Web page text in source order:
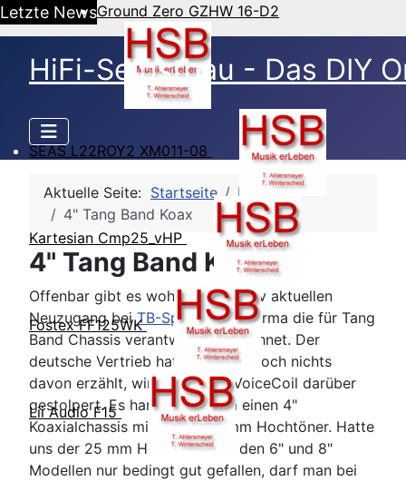
Letzte NewsGround Zero GZHW 16-D2
SEAS L22ROY2 XM011-08
Kartesian Cmp25_vHP
Fostex FF125WK
Lii Audio F15
HiFi-Selbstbau - Das DIY
Aktuelle Seite: Startseite
HSB Blog
4" Tang Band Koax
4" Tang Band Koax
Offenbar gibt es wohl einen relativ aktuellen
Neuzugang beiTB-Speaker, die Firma die für Tang
Band Chassis verantwortlich zeichnet. Der
deutsche Vertrieb hat uns leider noch nichts
davon erzählt, wir sind in der VoiceCoil darüber
gestolpert. Es handelt sich um einen 4"
Koaxialchassis mit einem 20 mm Hochtöner. Hatte
uns der 25 mm Hochtöner bei den 6" und 8"
Modellen nur bedingt gut gefallen, darf man bei